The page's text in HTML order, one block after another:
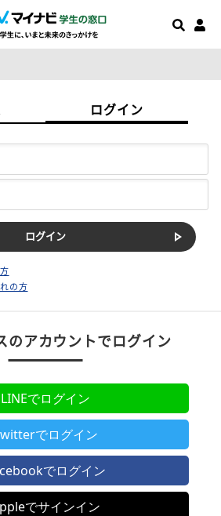
ログイン
の方
のアカウントでログイン
LINEでログイン
でログイン
でログイン
でサインイン